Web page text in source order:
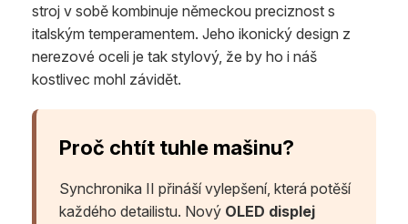
stroj v sobě kombinuje německou preciznost s
italským temperamentem. Jeho ikonický design z
nerezové oceli je tak stylový, že by ho i náš
kostlivec mohl závidět.
Proč chtít tuhle mašinu?
Synchronika II přináší vylepšení, která potěší
každého detailistu. Nový OLED displej